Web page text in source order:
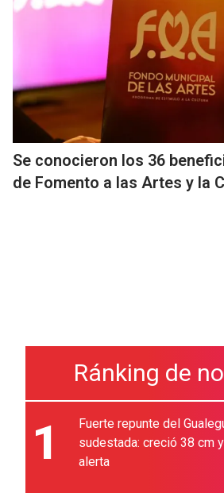
Se conocieron los 36
de Fomento a las Artes y la
Ránking de
1
Fuerte repunte del
sudestada: creció 38 cm
alerta